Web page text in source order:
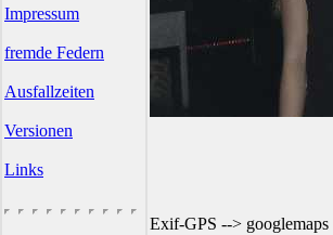
Impressum
fremde Federn
Ausfallzeiten
Versionen
Links
Exif-GPS --> googlemaps